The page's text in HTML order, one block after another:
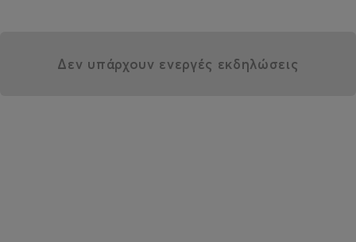
Δεν υπάρχουν ενεργές εκδηλώσεις